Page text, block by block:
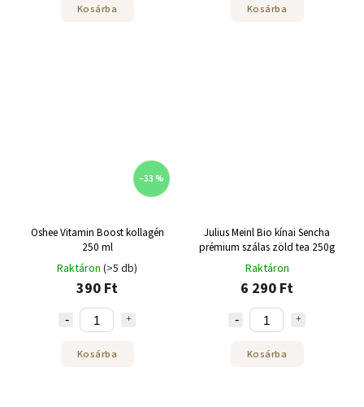
Kosárba Kosárba
–33 %
Oshee Vitamin Boost kollagén
250 ml
Raktáron (>5 db)
390 Ft
Kosárba
Julius Meinl Bio kínai Sencha
prémium szálas zöld tea 250g
Raktáron
6 290 Ft
Kosárba